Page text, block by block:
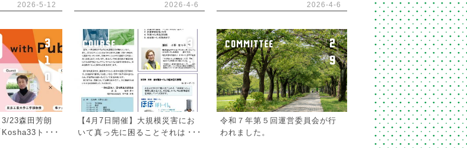
2026-5-12 2026-4-6 2026-4-6
3
1
0
3/23森田芳朗
Kosha33トー
COURSE
3
6
【4月7日開催】大規模災害にお
いて真っ先に困ることそれはト
COMMITTEE
2
9
令和７年第５回運営委員会が行
われました。